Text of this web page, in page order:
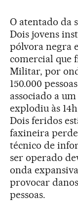
O atentado da
Dois jovens
pólvora negra
comercial que
Militar, por
150.000
associado a
explodiu às
Dois feridos
faxineira
técnico de
ser operado
onda
provocar
pessoas.